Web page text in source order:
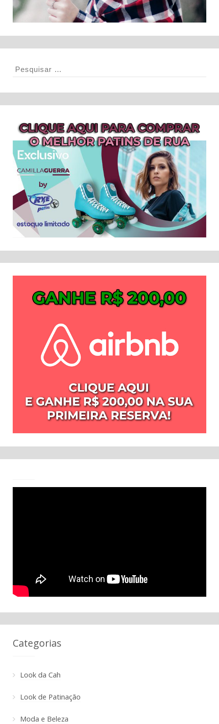
Categorias
Look da Cah
Look de Patinação
Moda e Beleza